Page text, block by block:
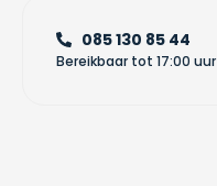
085 130 85 44
Bereikbaar tot 17:00 uur